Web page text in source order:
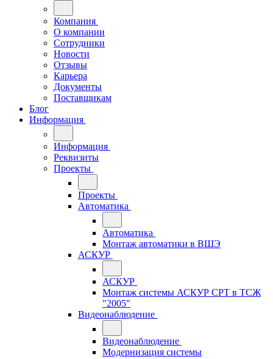
Компания
О компании
Сотрудники
Новости
Отзывы
Карьера
Документы
Поставщикам
Блог
Информация
Информация
Реквизиты
Проекты
Проекты
Автоматика
Автоматика
Монтаж автоматики в ВШЭ
АСКУР
АСКУР
Монтаж системы АСКУР СРТ в ТСЖ
"2005"
Видеонаблюдение
Видеонаблюдение
Модернизация системы